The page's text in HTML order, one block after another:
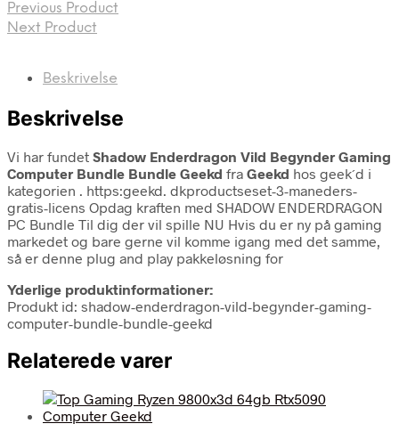
Previous Product
Next Product
Beskrivelse
Beskrivelse
Vi har fundet Shadow Enderdragon Vild Begynder Gaming
Computer Bundle Bundle Geekd fra Geekd hos geek´d i
kategorien . https:geekd. dkproductseset-3-maneders-
gratis-licens Opdag kraften med SHADOW ENDERDRAGON
PC Bundle Til dig der vil spille NU Hvis du er ny på gaming
markedet og bare gerne vil komme igang med det samme,
så er denne plug and play pakkeløsning for
Yderlige produktinformationer:
Produkt id: shadow-enderdragon-vild-begynder-gaming-
computer-bundle-bundle-geekd
Relaterede varer